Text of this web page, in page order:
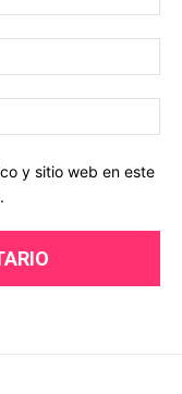
y sitio web en este